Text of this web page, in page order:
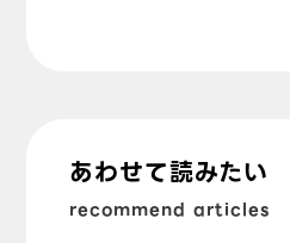
あわせて読みたい
recommend articles